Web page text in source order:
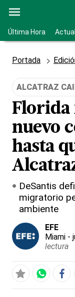
Última Hora
Portada
ALCATRAZ
Florida
nuevo
hasta
DeSantis
migratorio
ambiente
EFE
Miami -
lectura